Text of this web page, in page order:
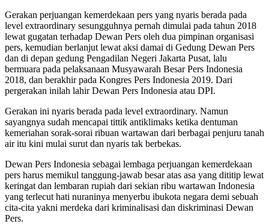
Gerakan perjuangan kemerdekaan pers yang nyaris berada pada
level extraordinary sesungguhnya pernah dimulai pada tahun 2018
lewat gugatan terhadap Dewan Pers oleh dua pimpinan organisasi
pers, kemudian berlanjut lewat aksi damai di Gedung Dewan Pers
dan di depan gedung Pengadilan Negeri Jakarta Pusat, lalu
bermuara pada pelaksanaan Musyawarah Besar Pers Indonesia
2018, dan berakhir pada Kongres Pers Indonesia 2019. Dari
pergerakan inilah lahir Dewan Pers Indonesia atau DPI.
Gerakan ini nyaris berada pada level extraordinary. Namun
sayangnya sudah mencapai tittik antiklimaks ketika dentuman
kemeriahan sorak-sorai ribuan wartawan dari berbagai penjuru tanah
air itu kini mulai surut dan nyaris tak berbekas.
Dewan Pers Indonesia sebagai lembaga perjuangan kemerdekaan
pers harus memikul tanggung-jawab besar atas asa yang dititip lewat
keringat dan lembaran rupiah dari sekian ribu wartawan Indonesia
yang terlecut hati nuraninya menyerbu ibukota negara demi sebuah
cita-cita yakni merdeka dari kriminalisasi dan diskriminasi Dewan
Pers.